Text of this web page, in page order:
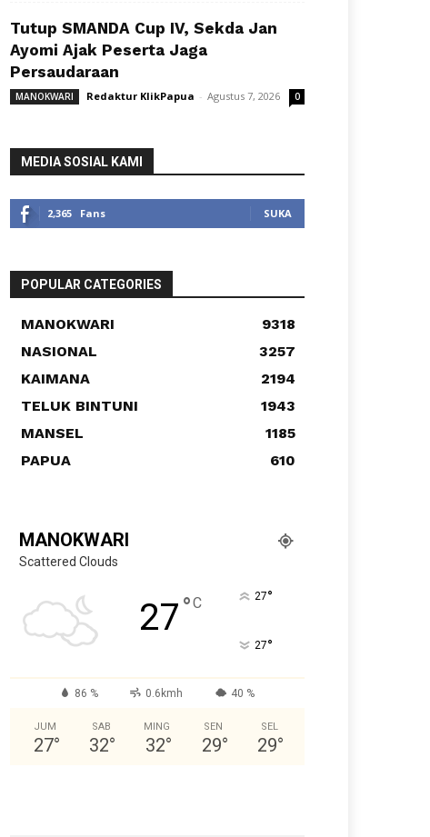
Tutup SMANDA Cup IV, Sekda Jan
Ayomi Ajak Peserta Jaga
Persaudaraan
MANOKWARI Redaktur KlikPapua - Agustus 7, 2026 0
MEDIA SOSIAL KAMI
2,365 Fans SUKA
POPULAR CATEGORIES
MANOKWARI
9318
NASIONAL
3257
KAIMANA
2194
TELUK BINTUNI
1943
MANSEL
1185
PAPUA
610
MANOKWARI
Scattered Clouds
27°C 27°
27°
86 % 0.6kmh 40 %
JUM
27°
SAB
32°
MING
32°
SEN
29°
SEL
29°